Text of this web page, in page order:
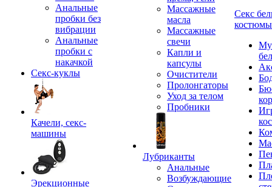
Анальные
пробки без
вибрации
Анальные
пробки с
накачкой
Секс-куклы
Качели, секс-
машины
Эрекционные
Массажные
масла
Массажные
свечи
Капли и
капсулы
Очистители
Пролонгаторы
Уход за телом
Пробники
Лубриканты
Анальные
Возбуждающие
Секс
костюмы